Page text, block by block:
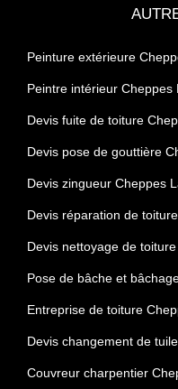
Peinture extérieure
Peintre intérieur Cheppes
Devis fuite de toiture
Devis pose de gouttière
Devis zingueur Cheppes
Devis réparation de
Devis nettoyage de
Pose de bâche et
Entreprise de toiture
Devis changement de
Couvreur charpentier